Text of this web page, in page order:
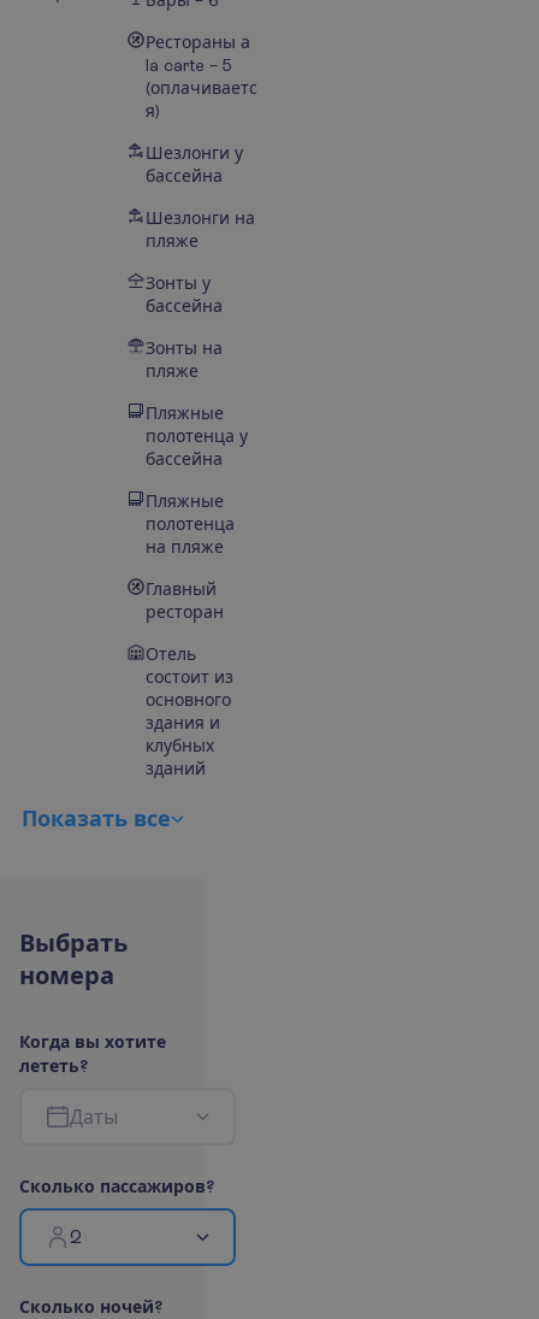
Рестораны а
la carte – 5
(оплачиваетс
я)
Шезлонги у
бассейна
Шезлонги на
пляже
Зонты у
бассейна
Зонты на
пляже
Пляжные
полотенца у
бассейна
Пляжные
полотенца
на пляже
Главный
ресторан
Отель
состоит из
основного
здания и
клубных
зданий
Показать все
Выбрать
номера
Когда вы хотите
лететь?
Даты
Сколько пассажиров?
2
Сколько ночей?